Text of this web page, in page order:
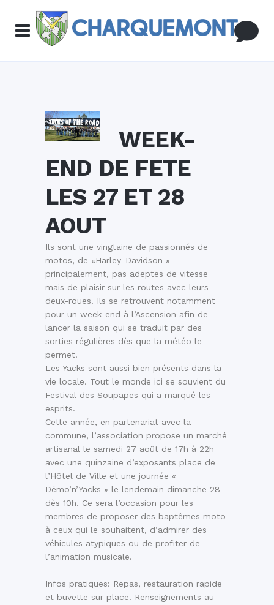
WEEK-
END DE FETE
LES 27 ET 28
AOUT
Ils sont une vingtaine de passionnés de
motos, de «Harley-Davidson »
principalement, pas adeptes de vitesse
mais de plaisir sur les routes avec leurs
deux-roues. Ils se retrouvent notamment
pour un week-end à l’Ascension afin de
lancer la saison qui se traduit par des
sorties régulières dès que la météo le
permet.
Les Yacks sont aussi bien présents dans la
vie locale. Tout le monde ici se souvient du
Festival des Soupapes qui a marqué les
esprits.
Cette année, en partenariat avec la
commune, l’association propose un marché
artisanal le samedi 27 août de 17h à 22h
avec une quinzaine d’exposants place de
l’Hôtel de Ville et une journée «
Démo’n’Yacks » le lendemain dimanche 28
dès 10h. Ce sera l’occasion pour les
membres de proposer des baptêmes moto
à ceux qui le souhaitent, d’admirer des
véhicules atypiques ou de profiter de
l’animation musicale.
Infos pratiques: Repas, restauration rapide
et buvette sur place. Renseignements au